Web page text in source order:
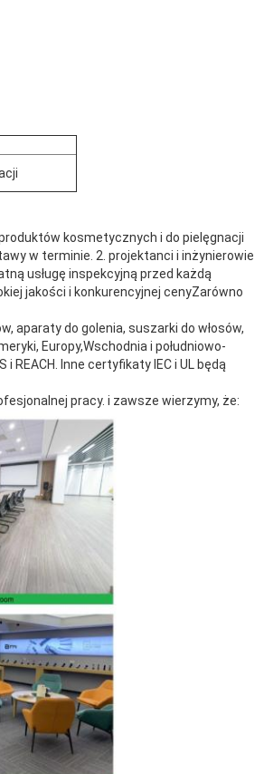
kosmetycznych i do pielęgnacji
w terminie. 2. projektanci i inżynierowie
usługę inspekcyjną przed każdą
jakości i konkurencyjnej cenyZarówno
aparaty do golenia, suszarki do włosów,
Europy,Wschodnia i południowo-
REACH. Inne certyfikaty IEC i UL będą
pracy. i zawsze wierzymy, że: